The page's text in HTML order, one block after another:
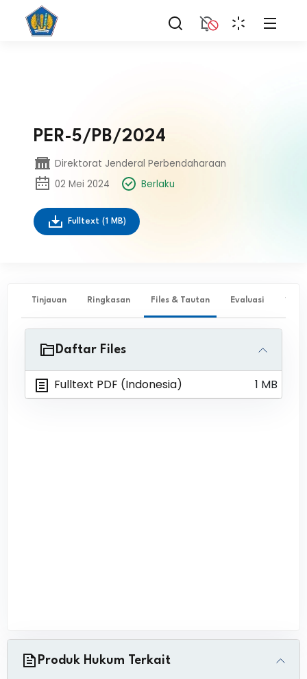
PER-5/PB/2024
Direktorat Jenderal Perbendaharaan
02 Mei 2024
Berlaku
Fulltext (1 MB)
Tinjauan Ringkasan Files & Tautan Evaluasi ✨
Daftar Files
Fulltext PDF (Indonesia) 1 MB
Produk Hukum Terkait